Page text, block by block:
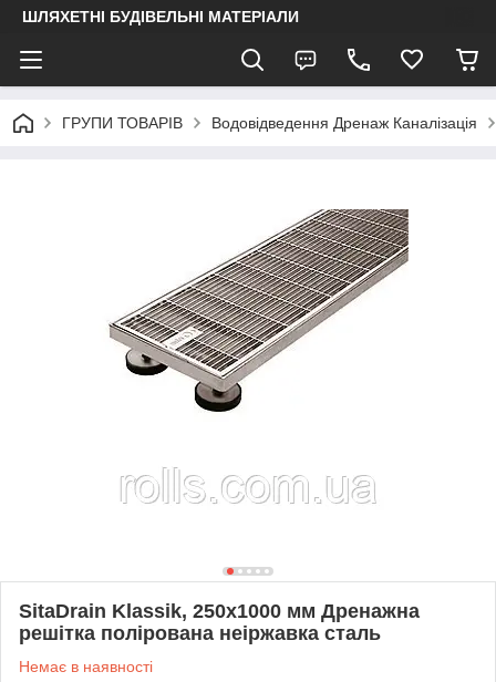
ШЛЯХЕТНІ БУДІВЕЛЬНІ МАТЕРІАЛИ
ГРУПИ ТОВАРІВ Водовідведення Дренаж Каналізація
SitaDrain Klassik, 250х1000 мм Дренажна
решітка полірована неіржавка сталь
Немає в наявності